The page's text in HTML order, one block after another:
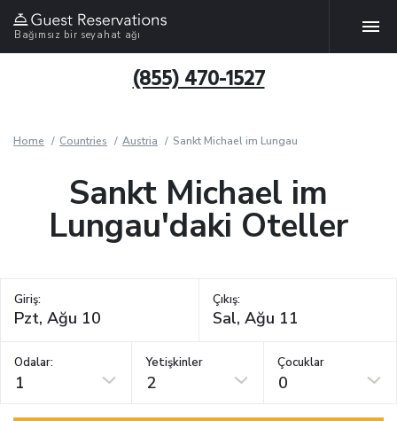
Bağımsız bir seyahat ağı
(855) 470-1527
Home Countries Austria Sankt Michael im Lungau
Sankt Michael im
Lungau'daki Oteller
Giriş: Çıkış:
Odalar:
1
Yetişkinler
2
Çocuklar
0